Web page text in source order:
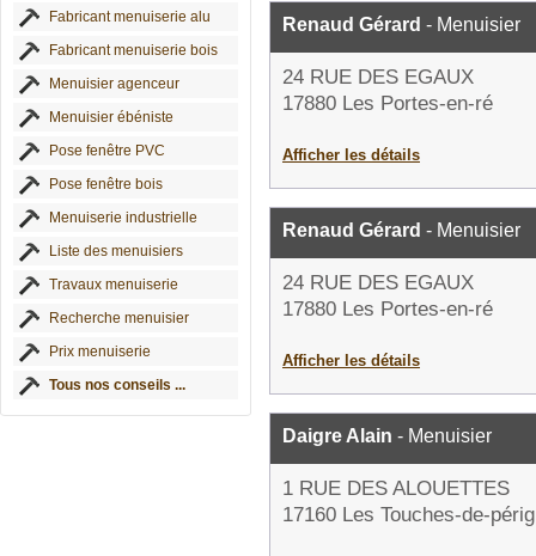
Fabricant menuiserie alu
Fabricant menuiserie bois
Menuisier agenceur
Menuisier ébéniste
Pose fenêtre PVC
Pose fenêtre bois
Menuiserie industrielle
Liste des menuisiers
Travaux menuiserie
Recherche menuisier
Prix menuiserie
Tous nos conseils ...
Renaud Gérard - Menuisier
24 RUE DES EGAUX
17880 Les Portes-en-ré
Afficher les détails
Renaud Gérard - Menuisier
24 RUE DES EGAUX
17880 Les Portes-en-ré
Afficher les détails
Daigre Alain - Menuisier
1 RUE DES ALOUETTES
17160 Les Touches-de-